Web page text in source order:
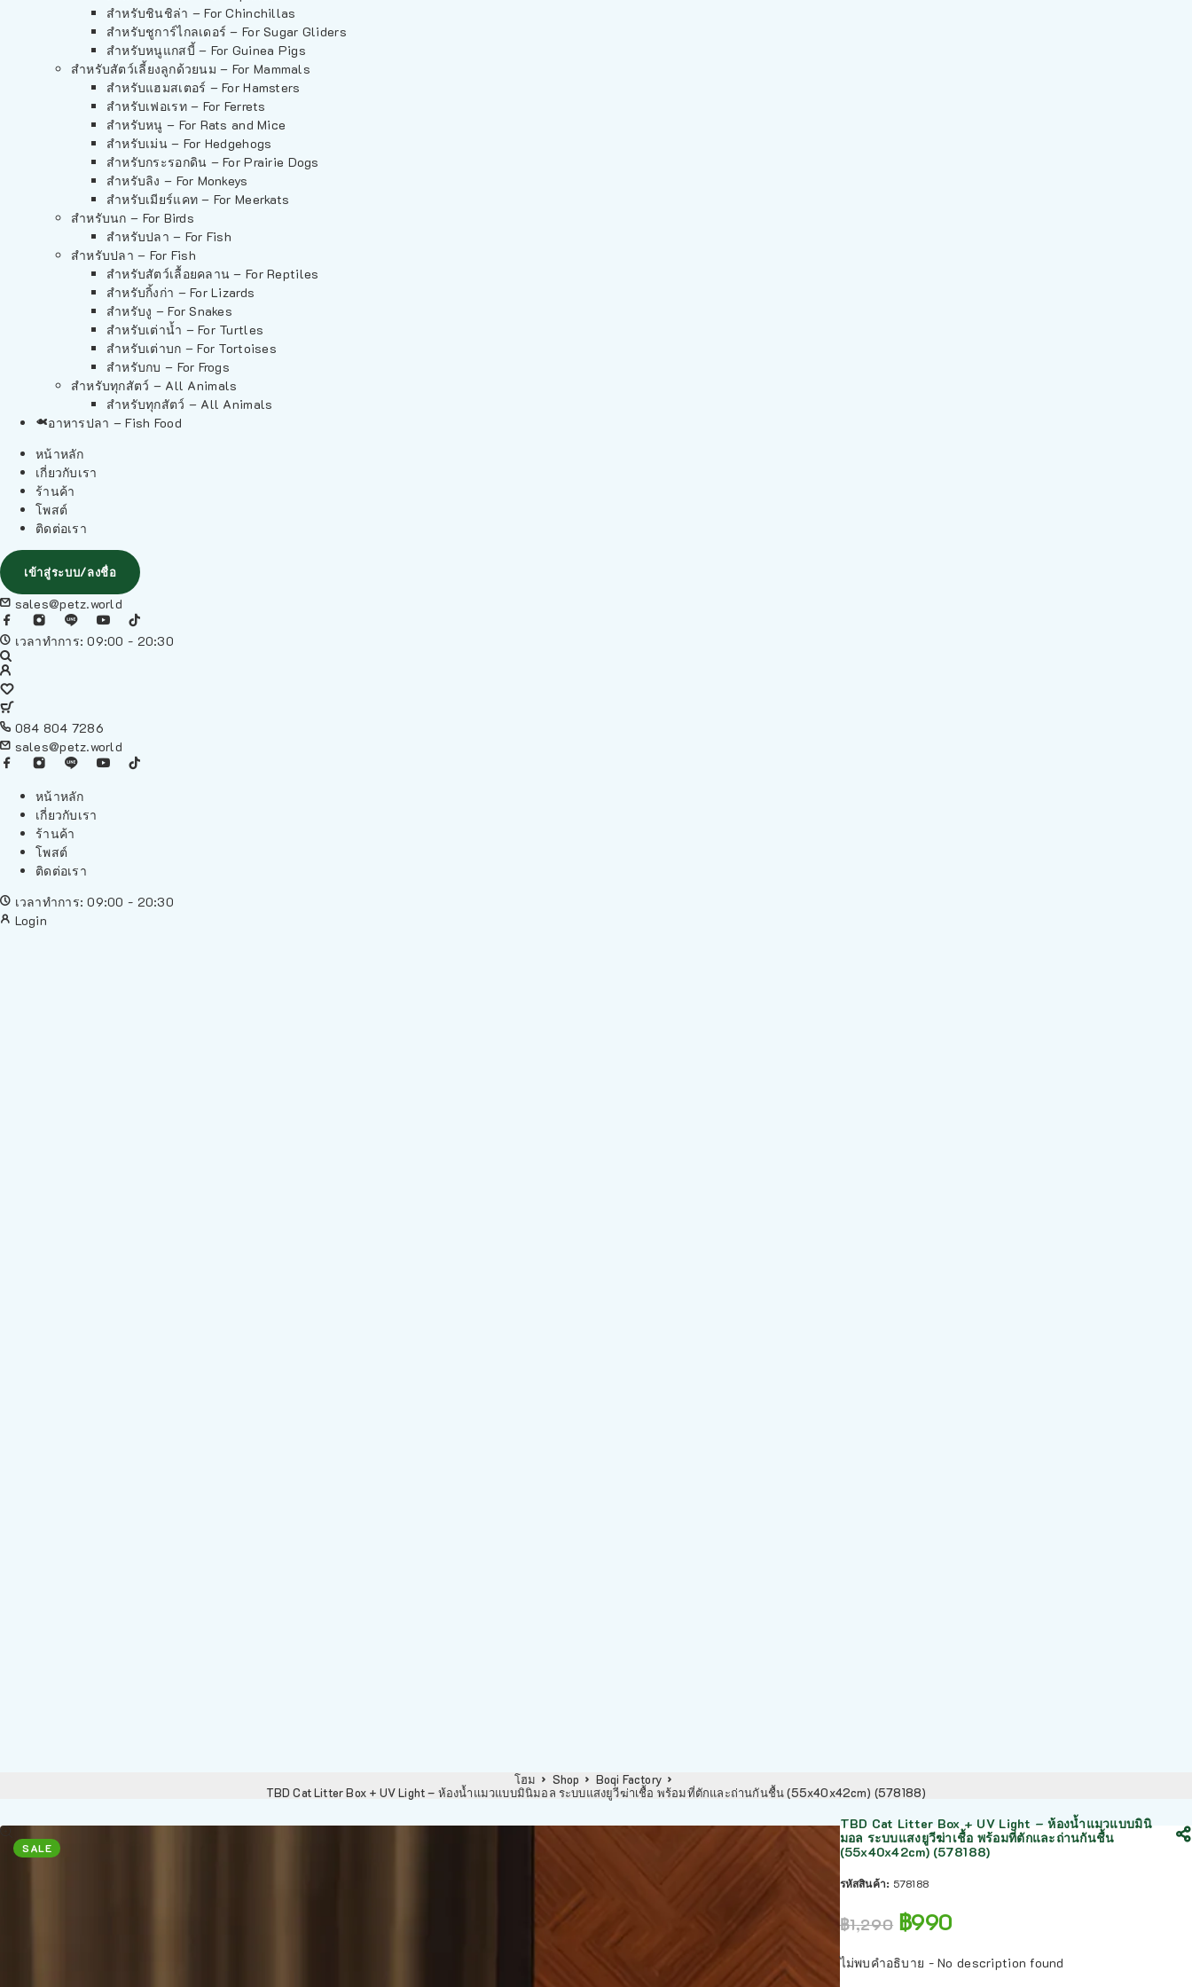
สำหรับชินชิล่า – For Chinchillas
สำหรับชูการ์ไกลเดอร์ – For Sugar Gliders
สำหรับหนูแกสบี้ – For Guinea Pigs
สำหรับสัตว์เลี้ยงลูกด้วยนม – For Mammals
สำหรับแฮมสเตอร์ – For Hamsters
สำหรับเฟอเรท – For Ferrets
สำหรับหนู – For Rats and Mice
สำหรับเม่น – For Hedgehogs
สำหรับกระรอกดิน – For Prairie Dogs
สำหรับลิง – For Monkeys
สำหรับเมียร์แคท – For Meerkats
สำหรับนก – For Birds
สำหรับปลา – For Fish
สำหรับปลา – For Fish
สำหรับสัตว์เลื้อยคลาน – For Reptiles
สำหรับกิ้งก่า – For Lizards
สำหรับงู – For Snakes
สำหรับเต่าน้ำ – For Turtles
สำหรับเต่าบก – For Tortoises
สำหรับกบ – For Frogs
สำหรับทุกสัตว์ – All Animals
สำหรับทุกสัตว์ – All Animals
อาหารปลา – Fish Food
หน้าหลัก
เกี่ยวกับเรา
ร้านค้า
โพสต์
ติดต่อเรา
เข้าสู่ระบบ/ลงชื่อ
sales@petz.world
เวลาทำการ: 09:00 - 20:30
084 804 7286
sales@petz.world
หน้าหลัก
เกี่ยวกับเรา
ร้านค้า
โพสต์
ติดต่อเรา
เวลาทำการ: 09:00 - 20:30
Login
โฮม Shop
Boqi Factory
TBD Cat Litter Box + UV Light – ห้องน้ำแมวแบบมินิมอล ระบบแสงยูวีฆ่าเชื้อ พร้อมที่ตักและถ่านกันชื้น (55x40x42cm) (578188)
SALE
TBD Cat Litter Box + UV Light – ห้องน้ำแมวแบบมินิ
มอล ระบบแสงยูวีฆ่าเชื้อ พร้อมที่ตักและถ่านกันชื้น
(55x40x42cm) (578188)
รหัสสินค้า: 578188
฿1,290 ฿990
ไม่พบคำอธิบาย - No description found